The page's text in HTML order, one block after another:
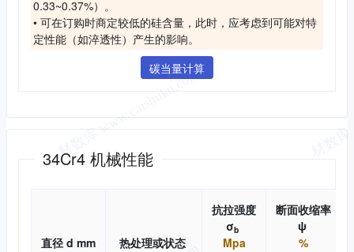
0.33~0.37%）。
• 可在订购时商定较低的硅含量，此时，应考虑到可能对特
定性能（如淬透性）产生的影响。
碳当量计算
34Cr4 机械性能
直径 d mm 热处理或状态
抗拉强度
σb
Mpa
断面收缩率
ψ
%